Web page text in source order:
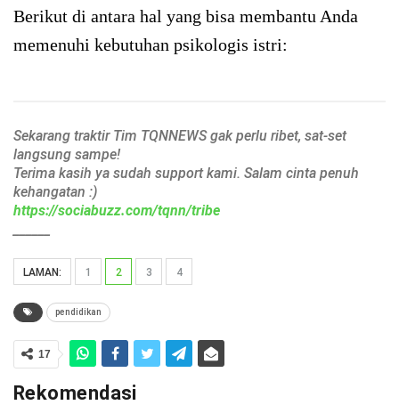
Berikut di antara hal yang bisa membantu Anda
memenuhi kebutuhan psikologis istri:
Sekarang traktir Tim TQNNEWS gak perlu ribet, sat-set
langsung sampe!
Terima kasih ya sudah support kami. Salam cinta penuh
kehangatan :)
https://sociabuzz.com/tqnn/tribe
LAMAN: 1 2 3 4
pendidikan
17
Rekomendasi